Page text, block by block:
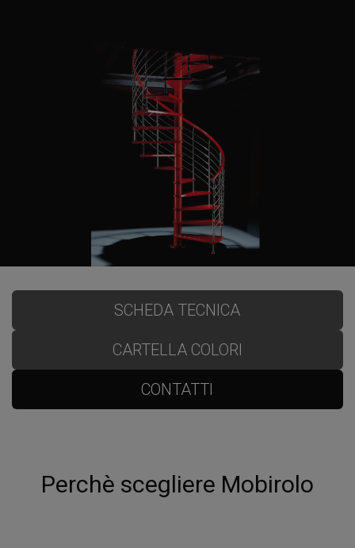
SCHEDA TECNICA
CARTELLA COLORI
CONTATTI
Perchè scegliere Mobirolo